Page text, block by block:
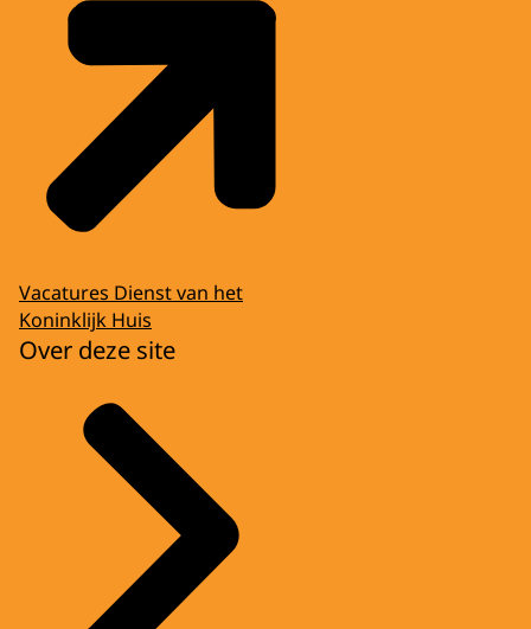
Vacatures Dienst van het
Koninklijk Huis
Over deze site